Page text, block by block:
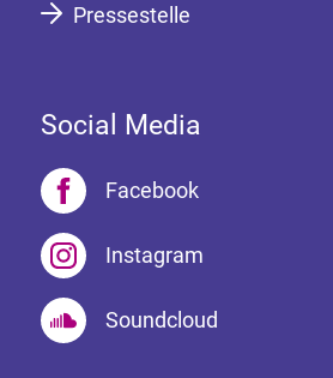
Pressestelle
Social Media
Facebook
Instagram
Soundcloud